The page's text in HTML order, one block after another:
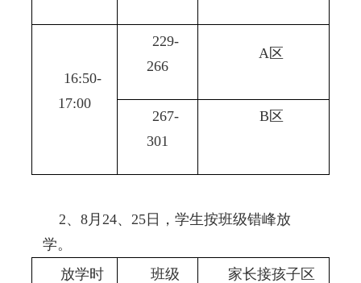
16:50-
17:00
229-
266
A 区
267-
301
B区
2、 8月 24、 25日，学生按班级错峰放
学。
放学时
班级
家长接孩子区